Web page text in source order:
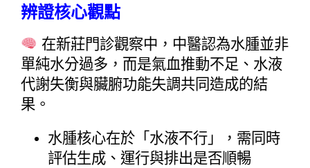
辨證核心觀點
在新莊門診觀察中，中醫認為水腫並非
單純水分過多，而是氣血推動不足、水液
代謝失衡與臟腑功能失調共同造成的結
果。
水腫核心在於「水液不行」，需同時
評估生成、運行與排出是否順暢